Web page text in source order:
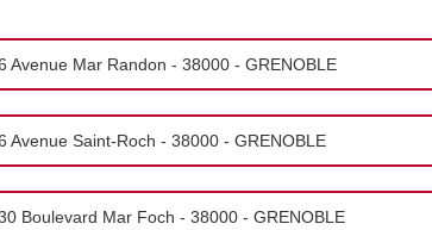
Avenue Mar Randon - 38000 - GRENOBLE
Avenue Saint-Roch - 38000 - GRENOBLE
Boulevard Mar Foch - 38000 - GRENOBLE